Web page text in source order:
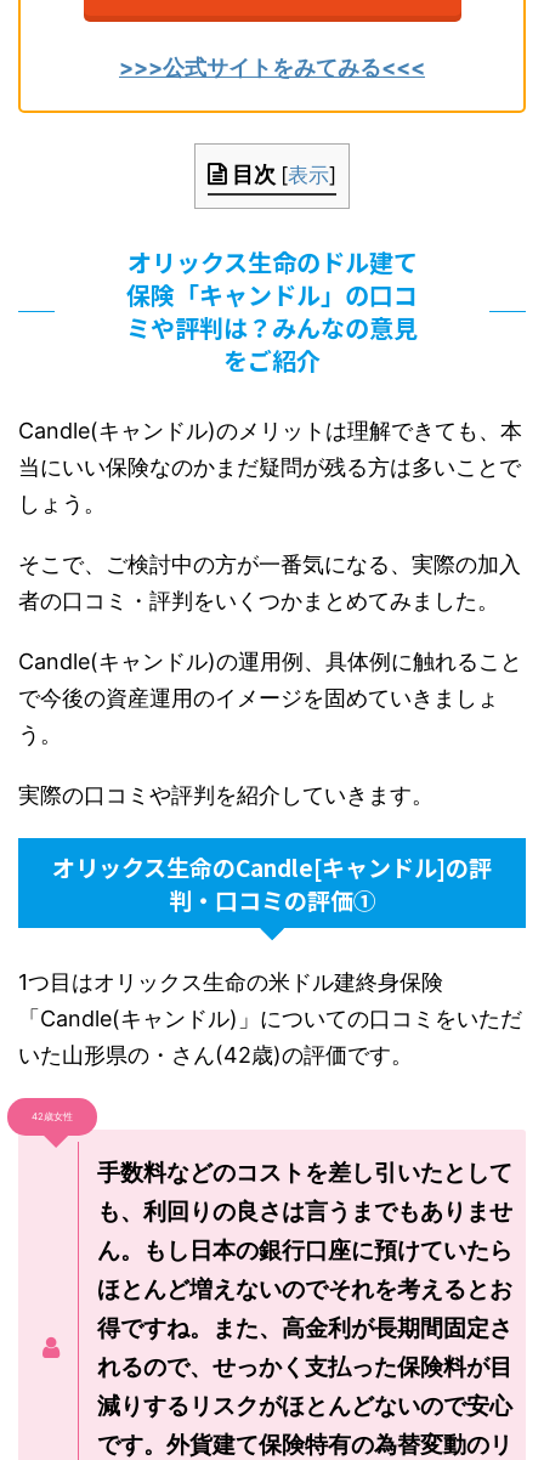
>>>公式サイトをみてみる<<<
目次 [表示]
オリックス生命のドル建て
保険「キャンドル」の口コ
ミや評判は？みんなの意見
をご紹介
Candle(キャンドル)のメリットは理解できても、本
当にいい保険なのかまだ疑問が残る方は多いことで
しょう。
そこで、ご検討中の方が一番気になる、実際の加入
者の口コミ・評判をいくつかまとめてみました。
Candle(キャンドル)の運用例、具体例に触れること
で今後の資産運用のイメージを固めていきましょ
う。
実際の口コミや評判を紹介していきます。
オリックス生命のCandle[キャンドル]の評
判・口コミの評価①
1つ目はオリックス生命の米ドル建終身保険
「Candle(キャンドル)」についての口コミをいただ
いた山形県の・さん(42歳)の評価です。
42歳女性
手数料などのコストを差し引いたとして
も、利回りの良さは言うまでもありませ
ん。もし日本の銀行口座に預けていたら
ほとんど増えないのでそれを考えるとお
得ですね。また、高金利が長期間固定さ
れるので、せっかく支払った保険料が目
減りするリスクがほとんどないので安心
です。外貨建て保険特有の為替変動のリ